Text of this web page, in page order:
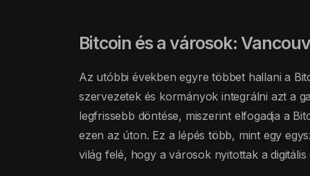
Bitcoin és a városok:
Az utóbbi években egyre többet hallani a
szervezetek és kormányok integrálni azt a
legfrissebb döntése, miszerint elfogadja a
ezen az úton. Ez a lépés több, mint egy
világ felé, hogy a városok nyitottak a